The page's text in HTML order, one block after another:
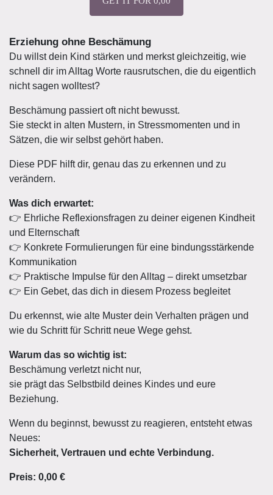
Erziehung ohne Beschämung
Du willst dein Kind stärken und merkst gleichzeitig, wie
schnell dir im Alltag Worte rausrutschen, die du eigentlich
nicht sagen wolltest?
Beschämung passiert oft nicht bewusst.
Sie steckt in alten Mustern, in Stressmomenten und in
Sätzen, die wir selbst gehört haben.
Diese PDF hilft dir, genau das zu erkennen und zu
verändern.
Was dich erwartet:
👉 Ehrliche Reflexionsfragen zu deiner eigenen Kindheit
und Elternschaft
👉 Konkrete Formulierungen für eine bindungsstärkende
Kommunikation
👉 Praktische Impulse für den Alltag – direkt umsetzbar
👉 Ein Gebet, das dich in diesem Prozess begleitet
Du erkennst, wie alte Muster dein Verhalten prägen und
wie du Schritt für Schritt neue Wege gehst.
Warum das so wichtig ist:
Beschämung verletzt nicht nur,
sie prägt das Selbstbild deines Kindes und eure
Beziehung.
Wenn du beginnst, bewusst zu reagieren, entsteht etwas
Neues:
Sicherheit, Vertrauen und echte Verbindung.
Preis: 0,00 €